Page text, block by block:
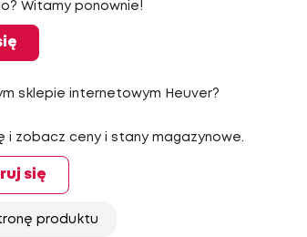
Witamy ponownie!
sklepie internetowym Heuver?
i zobacz ceny i stany magazynowe.
się
produktu